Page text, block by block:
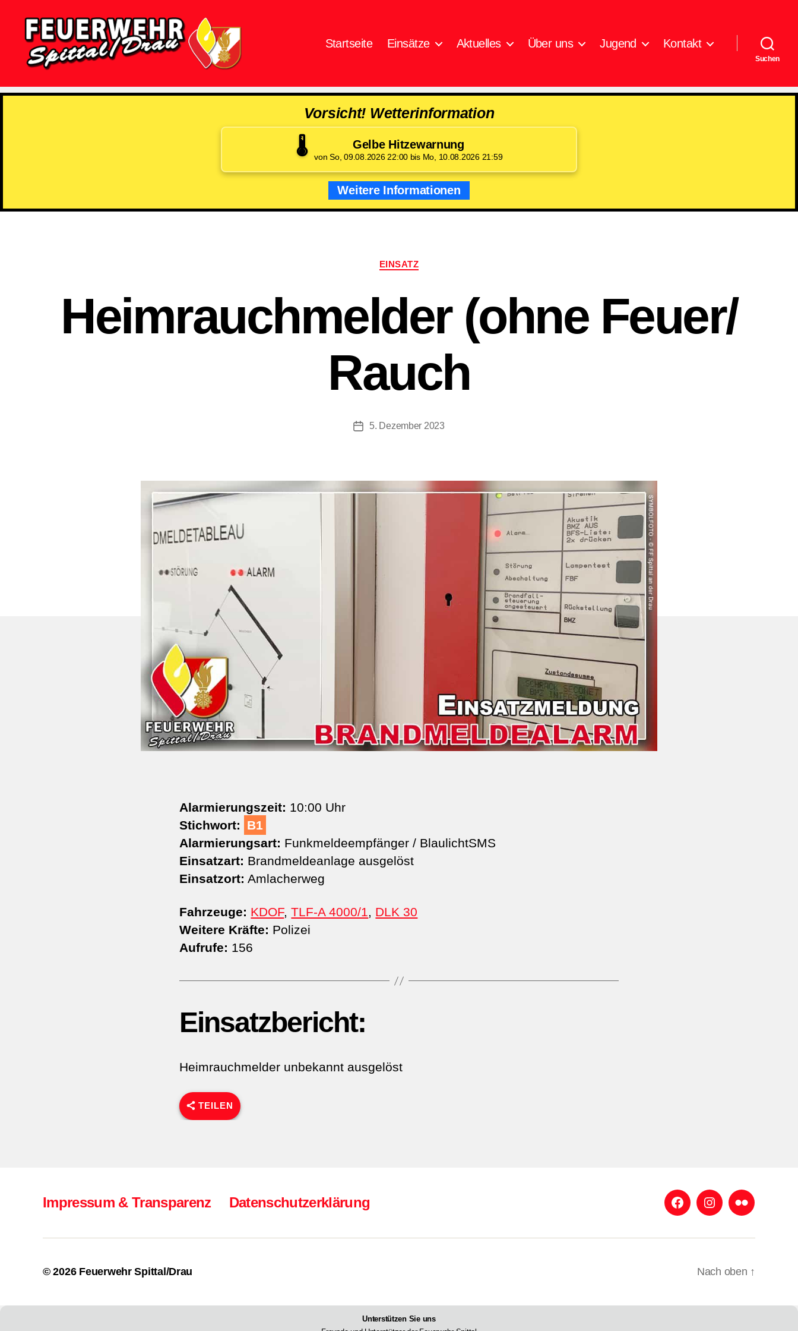
Spittal/Drau
Startseite Einsätze Aktuelles Über uns Jugend Kontakt
Suchen
Vorsicht! Wetterinformation
🌡️ Gelbe Hitzewarnung
von So, 09.08.2026 22:00 bis Mo, 10.08.2026 21:59
Weitere Informationen
Kategorien
EINSATZ
Heimrauchmelder (ohne Feuer/​
Rauch
Beitragsdatum
5. Dezember 2023
Alarmierungszeit: 10:00 Uhr
Stichwort:
B1
Alarmierungsart: Funkmeldeempfänger / BlaulichtSMS
Einsatzart: Brandmeldeanlage ausgelöst
Einsatzort: Amlacherweg
Fahrzeuge: KDOF,TLF-A 4000/1, DLK 30
Weitere Kräfte: Polizei
Aufrufe: 156
Einsatzbericht:
Heimrauchmelder unbekannt ausgelöst
TEILEN
Impressum & Transparenz Datenschutzerklärung FacebookInstagram
Flickr
© 2026 Feuerwehr Spittal/Drau Nach oben ↑
Unterstützen Sie uns